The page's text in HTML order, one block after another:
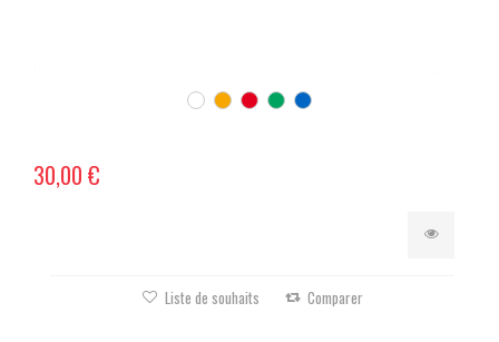
30,00 €
Liste de souhaits Comparer